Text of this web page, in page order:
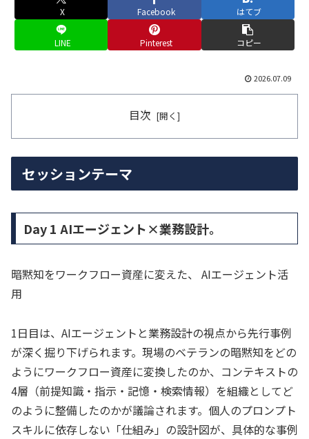
X Facebook はてブ
LINE Pinterest コピー
2026.07.09
目次
セッションテーマ
Day 1 AIエージェント×業務設計。
暗黙知をワークフロー資産に変えた、 AIエージェント活
用
1日目は、AIエージェントと業務設計の視点から先行事例
が深く掘り下げられます。現場のベテランの暗黙知をどの
ようにワークフロー資産に変換したのか、コンテキストの
4層（前提知識・指示・記憶・検索情報）を組織としてど
のように整備したのかが議論されます。個人のプロンプト
スキルに依存しない「仕組み」の設計図が、具体的な事例